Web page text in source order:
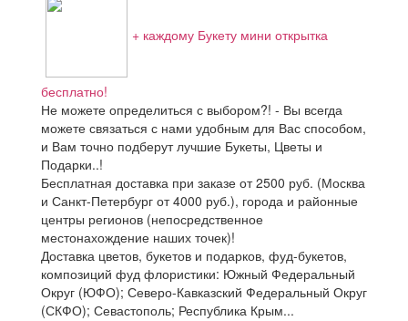
+ каждому Букету мини открытка
бесплатно!
Не можете определиться с выбором?! - Вы всегда
можете связаться с нами удобным для Вас способом,
и Вам точно подберут лучшие Букеты, Цветы и
Подарки..!
Бесплатная доставка при заказе от 2500 руб. (Москва
и Санкт-Петербург от 4000 руб.), города и районные
центры регионов (непосредственное
местонахождение наших точек)!
Доставка цветов, букетов и подарков, фуд-букетов,
композиций фуд флористики: Южный Федеральный
Округ (ЮФО); Северо-Кавказский Федеральный Округ
(СКФО); Севастополь; Республика Крым...